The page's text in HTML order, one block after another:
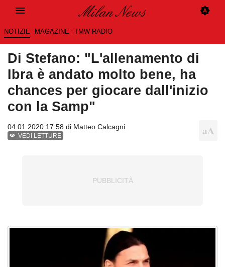
NOTIZIE MAGAZINE TMW RADIO
Di Stefano: "L'allenamento di
Ibra è andato molto bene, ha
chances per giocare dall'inizio
con la Samp"
04.01.2020 17:58 di Matteo Calcagni
VEDI LETTURE